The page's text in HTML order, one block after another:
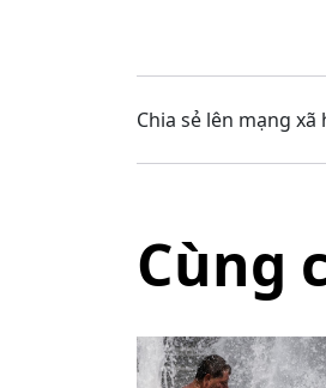
Chia sẻ lên mạng xã
Cùng